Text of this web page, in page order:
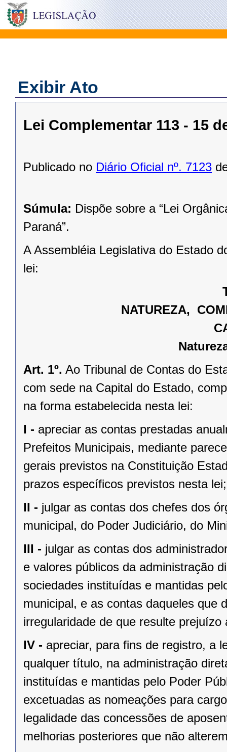
Exibir Ato
Lei Complementar 113 - 15
Publicado no Diário Oficial nº. 7123
Súmula: Dispõe sobre a “Lei
Paraná”.
A Assembléia Legislativa do Estado
lei:
NATUREZA,
Art. 1º. Ao Tribunal de Contas do
com sede na Capital do Estado,
na forma estabelecida nesta lei:
I - apreciar as contas prestadas
Prefeitos Municipais, mediante
gerais previstos na Constituição
prazos específicos previstos nesta lei;
II - julgar as contas dos chefes dos
municipal, do Poder Judiciário, do
III - julgar as contas dos
e valores públicos da administração
sociedades instituídas e mantidas
municipal, e as contas daqueles que
irregularidade de que resulte prejuízo
IV - apreciar, para fins de registro, a
qualquer título, na administração
instituídas e mantidas pelo Poder
excetuadas as nomeações para
legalidade das concessões de
melhorias posteriores que não